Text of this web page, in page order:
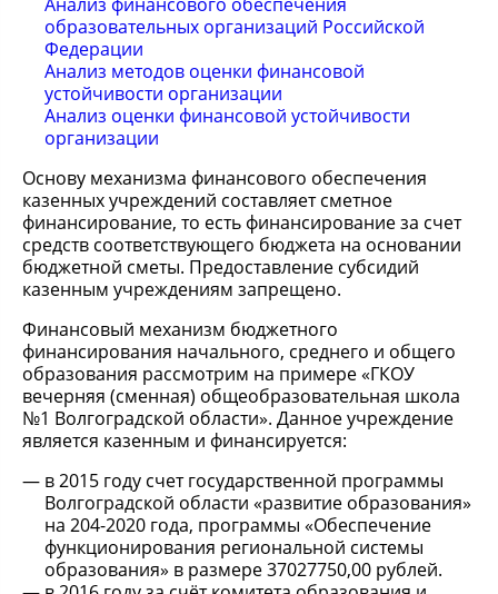
образовательных организаций Российской
Федерации
Анализ методов оценки финансовой
устойчивости организации
Анализ оценки финансовой устойчивости
организации
Основу механизма финансового обеспечения
казенных учреждений составляет сметное
финансирование, то есть финансирование за счет
средств соответствующего бюджета на основании
бюджетной сметы. Предоставление субсидий
казенным учреждениям запрещено.
Финансовый механизм бюджетного
финансирования начального, среднего и общего
образования рассмотрим на примере «ГКОУ
вечерняя (сменная) общеобразовательная школа
№1 Волгоградской области». Данное учреждение
является казенным и финансируется:
в 2015 году счет государственной программы
Волгоградской области «развитие образования»
на 204-2020 года, программы «Обеспечение
функционирования региональной системы
образования» в размере 37027750,00 рублей.